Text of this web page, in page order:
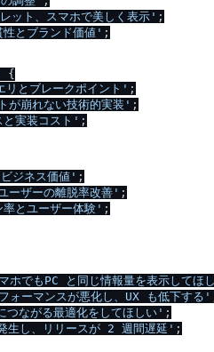
ット、スマホで美しく表示' ;
とブランド価値' ;
{
リとブレークポイント' ;
が崩れない技術的実装' ;
と実装コスト' ;
ジネス価値' ;
ーザーの離脱率改善' ;
とユーザー体験' ;
ホでもPC と同じ情報量を表示してほ
ォーマンスが悪化し、UX も低下する'
つながる最適化をしてほしい' ;
生し、リリースが 2 週間遅延' ;